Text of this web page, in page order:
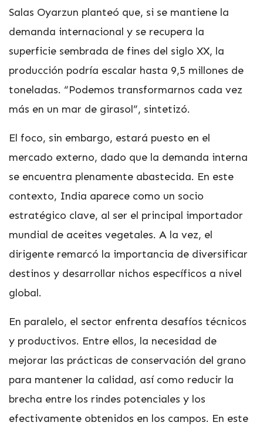
Salas Oyarzun planteó que, si se mantiene la
demanda internacional y se recupera la
superficie sembrada de fines del siglo XX, la
producción podría escalar hasta 9,5 millones de
toneladas. “Podemos transformarnos cada vez
más en un mar de girasol”, sintetizó.
El foco, sin embargo, estará puesto en el
mercado externo, dado que la demanda interna
se encuentra plenamente abastecida. En este
contexto, India aparece como un socio
estratégico clave, al ser el principal importador
mundial de aceites vegetales. A la vez, el
dirigente remarcó la importancia de diversificar
destinos y desarrollar nichos específicos a nivel
global.
En paralelo, el sector enfrenta desafíos técnicos
y productivos. Entre ellos, la necesidad de
mejorar las prácticas de conservación del grano
para mantener la calidad, así como reducir la
brecha entre los rindes potenciales y los
efectivamente obtenidos en los campos. En este